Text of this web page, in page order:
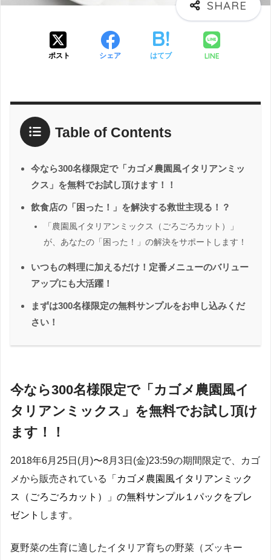
ポスト シェア はてブ LINE
Table of Contents
今なら300名様限定で「カゴメ農園風イタリアンミッ
クス」を無料でお試し頂けます！！
飲食店の「困った！」を解決する救世主現る！？
「農園風イタリアンミックス（ごろごろカット）」
が、あなたの「困った！」の解決をサポートします！
いつもの料理に加えるだけ！定番メニューのバリュー
アップにも大活躍！
まずは300名様限定の無料サンプルをお申し込みくだ
さい！
今なら300名様限定で「カゴメ農園風イ
タリアンミックス」を無料でお試し頂け
ます！！
2018年6月25日(月)〜8月3日(金)23:59の期間限定で、カゴ
メから販売されている
「カゴメ農園風イタリアンミック
ス（ごろごろカット）」の無料サンプル１パックをプレ
ゼント します。
夏野菜の生育に適したイタリア育ちの野菜（ズッキー